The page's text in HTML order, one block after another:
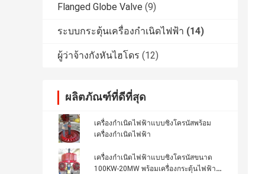
Flanged Globe Valve (9)
ระบบกระตุ้นเครื่องกำเนิดไฟฟ้า (14)
ผู้ว่าจ้างกังหันไฮโดร (12)
ผลิตภัณฑ์ที่ดีที่สุด
เครื่องกำเนิดไฟฟ้าแบบซิงโครนัสพร้อม
เครื่องกำเนิดไฟฟ้า
เครื่องกำเนิดไฟฟ้าแบบซิงโครนัสขนาด
100KW-20MW พร้อมเครื่องกระตุ้นไฟฟ้า